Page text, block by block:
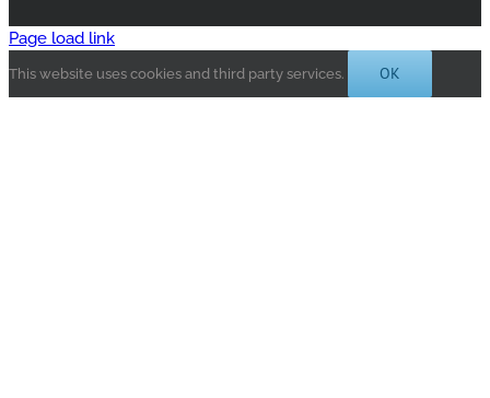
Page load link
This website uses cookies and third party services. OK